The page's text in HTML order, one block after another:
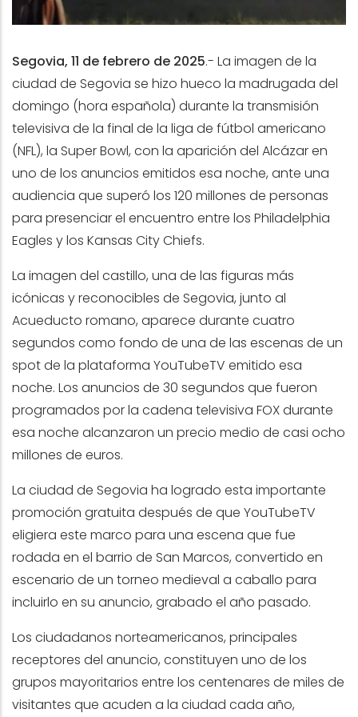
Segovia, 11 de febrero de 2025.- La imagen de la
ciudad de Segovia se hizo hueco la madrugada del
domingo (hora española) durante la transmisión
televisiva de la final de la liga de fútbol americano
(NFL), la Super Bowl, con la aparición del Alcázar en
uno de los anuncios emitidos esa noche, ante una
audiencia que superó los 120 millones de personas
para presenciar el encuentro entre los Philadelphia
Eagles y los Kansas City Chiefs.
La imagen del castillo, una de las figuras más
icónicas y reconocibles de Segovia, junto al
Acueducto romano, aparece durante cuatro
segundos como fondo de una de las escenas de un
spot de la plataforma YouTubeTV emitido esa
noche. Los anuncios de 30 segundos que fueron
programados por la cadena televisiva FOX durante
esa noche alcanzaron un precio medio de casi ocho
millones de euros.
La ciudad de Segovia ha logrado esta importante
promoción gratuita después de que YouTubeTV
eligiera este marco para una escena que fue
rodada en el barrio de San Marcos, convertido en
escenario de un torneo medieval a caballo para
incluirlo en su anuncio, grabado el año pasado.
Los ciudadanos norteamericanos, principales
receptores del anuncio, constituyen uno de los
grupos mayoritarios entre los centenares de miles de
visitantes que acuden a la ciudad cada año,